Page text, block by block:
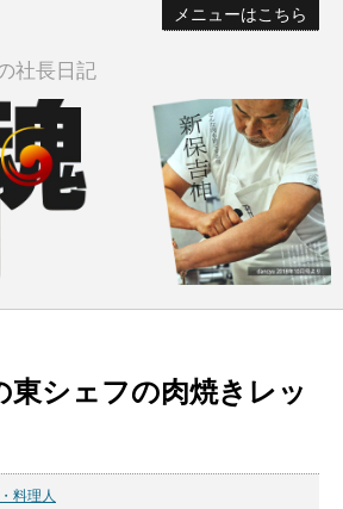
メニューはこちら
社長日記
東シェフの肉焼きレッ
料理人